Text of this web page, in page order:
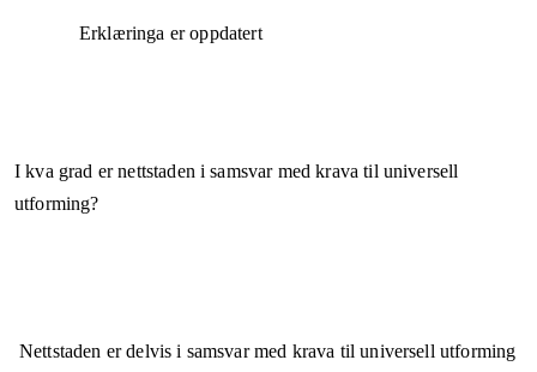
Erklæringa er oppdatert
I kva grad er nettstaden i samsvar med krava til universell
utforming?
Nettstaden erdelvis i samsvarmed krava til universell utforming